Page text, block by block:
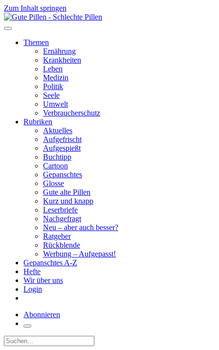
Zum Inhalt springen
Themen
Ernährung
Krankheiten
Leben
Medizin
Politik
Seele
Umwelt
Verbraucherschutz
Rubriken
Aktuelles
Aufgefrischt
Aufgespießt
Buchtipp
Cartoon
Gepanschtes
Glosse
Gute alte Pillen
Kurz und knapp
Leserbriefe
Nachgefragt
Neu – aber auch besser?
Ratgeber
Rückblende
Werbung – Aufgepasst!
Gepanschtes A-Z
Hefte
Wir über uns
Login
Abonnieren
Suche: